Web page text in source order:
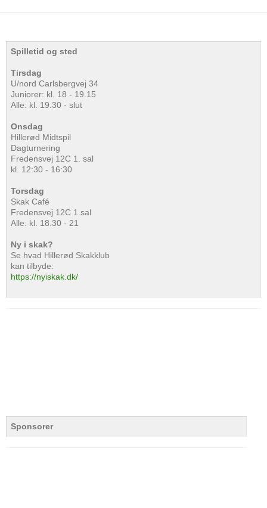
Spilletid og sted
Tirsdag
U/nord Carlsbergvej 34
Juniorer: kl. 18 - 19.15
Alle: kl. 19.30 - slut
Onsdag
Hillerød Midtspil
Dagturnering
Fredensvej 12C 1. sal
kl. 12:30 - 16:30
Torsdag
Skak Café
Fredensvej 12C 1.sal
Alle: kl. 18.30 - 21
Ny i skak?
Se hvad Hillerød Skakklub
kan tilbyde:
https://nyiskak.dk/
Sponsorer